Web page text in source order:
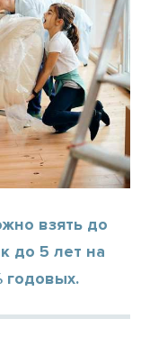
взять до
до 5 лет на
годовых.